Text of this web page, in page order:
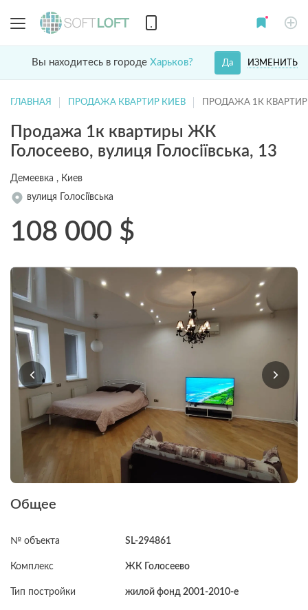
Вы находитесь в городе Харьков? ИЗМЕНИТЬ
Да
ГЛАВНАЯ ПРОДАЖА КВАРТИР КИЕВ ПРОДАЖА 1К
Продажа 1к квартиры ЖК
Голосеево, вулиця Голосіївська, 13
Демеевка , Киев
вулиця Голосіївська
108 000 $
Общее
№ объекта SL-294861
Комплекс ЖК Голосеево
Тип постройки жилой фонд 2001-2010-е